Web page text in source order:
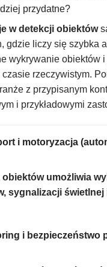
przydatne?
w detekcji obiektów
gdzie liczy się szybka
wykrywanie obiektów
rzeczywistym.
z przypisanym
i przykładowymi
i motoryzacja
obiektów umożliwia
sygnalizacji świetlnej
i bezpieczeństwo